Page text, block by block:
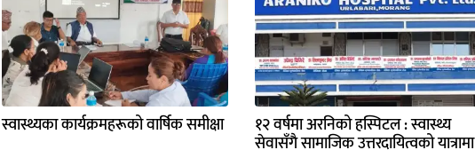
स्वास्थ्यका कार्यक्रमहरूको वार्षिक समीक्षा १२ वर्षमा अरनिको हस्पिटल : स्वास्थ्य
सेवासँगै सामाजिक उत्तरदायित्वको यात्रामा